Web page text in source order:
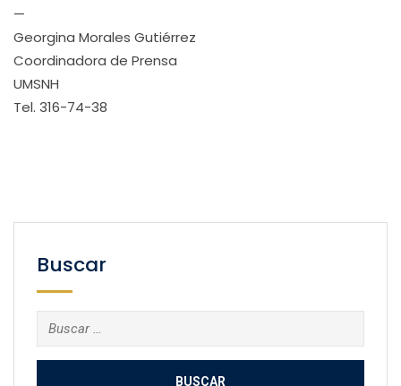
—
Georgina Morales Gutiérrez
Coordinadora de Prensa
UMSNH
Tel. 316-74-38
Buscar
Buscar: